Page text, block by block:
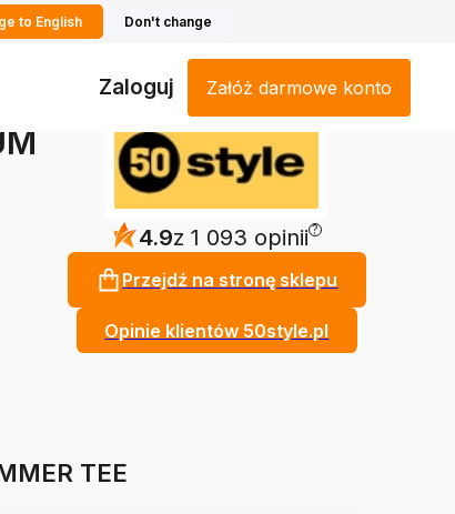
to English Don't change
Zaloguj Załóż darmowe konto
4.9z 1 093 opinii ?
Przejdź na stronę sklepu
Opinie klientów 50style.pl
TEE